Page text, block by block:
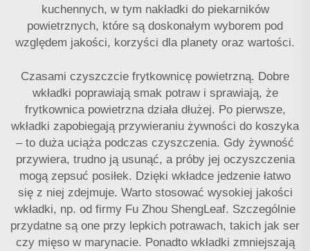
kuchennych, w tym nakładki do piekarników
powietrznych, które są doskonałym wyborem pod
względem jakości, korzyści dla planety oraz wartości.
Czasami czyszczcie frytkownicę powietrzną. Dobre
wkładki poprawiają smak potraw i sprawiają, że
frytkownica powietrzna działa dłużej. Po pierwsze,
wkładki zapobiegają przywieraniu żywności do koszyka
– to duża uciąża podczas czyszczenia. Gdy żywność
przywiera, trudno ją usunąć, a próby jej oczyszczenia
mogą zepsuć posiłek. Dzięki wkładce jedzenie łatwo
się z niej zdejmuje. Warto stosować wysokiej jakości
wkładki, np. od firmy Fu Zhou ShengLeaf. Szczególnie
przydatne są one przy lepkich potrawach, takich jak ser
czy mięso w marynacie. Ponadto wkładki zmniejszają